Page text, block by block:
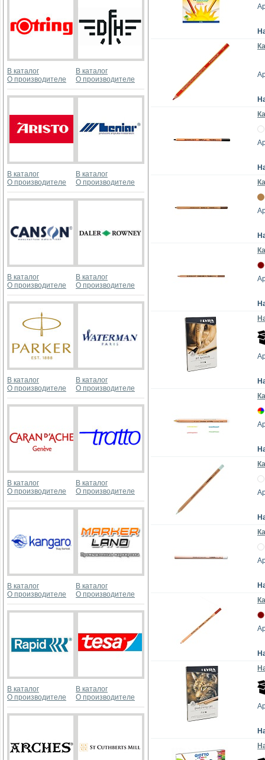
В каталог
О производителе
В каталог
О производителе
В каталог
О производителе
В каталог
О производителе
В каталог
О производителе
В каталог
О производителе
В каталог
О производителе
В каталог
О производителе
В каталог
О производителе
В каталог
О производителе
В каталог
О производителе
В каталог
О производителе
В каталог
О производителе
В каталог
О производителе